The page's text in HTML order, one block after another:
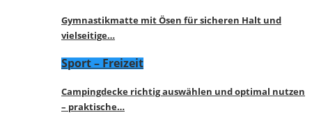
Gymnastikmatte mit Ösen für sicheren Halt und
vielseitige…
Sport – Freizeit
Campingdecke richtig auswählen und optimal nutzen
– praktische…